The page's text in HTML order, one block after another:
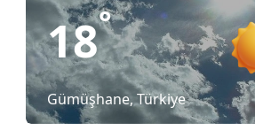
18°
Gümüşhane, Türkiye